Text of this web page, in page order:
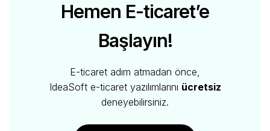
Hemen E-ticaret’e
Başlayın!
E-ticaret adım atmadan önce,
IdeaSoft e-ticaret yazılımlarını ücretsiz
deneyebilirsiniz.